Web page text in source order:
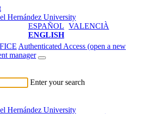
ESPAÑOL VALENCIÀ
ENGLISH
Authenticated Access (open a new
manager
Enter your search